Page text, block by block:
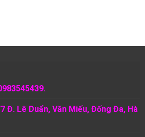
Đ. Lê Duẩn, Văn Miếu, Đống Đa, Hà